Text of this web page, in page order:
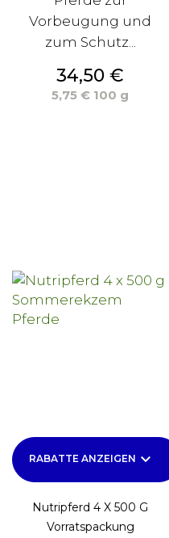
Vorbeugung und
zum Schutz...
Preis
34,50 €
5,75 € 100 g
RABATTE ANZEIGEN keyboard_arrow_down
Nutripferd 4 X 500 G
Vorratspackung